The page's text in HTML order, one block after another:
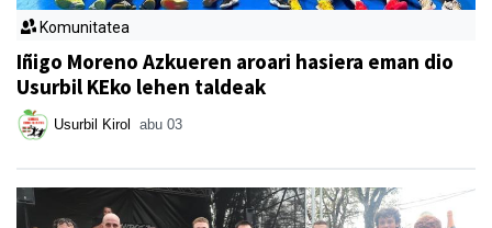
Komunitatea
Iñigo Moreno Azkueren aroari hasiera eman dio
Usurbil KEko lehen taldeak
Usurbil Kirol abu 03